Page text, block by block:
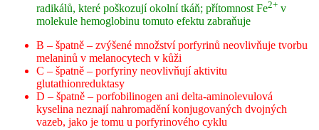
radikálů, které poškozují okolní tkáň; přítomnost Fe2+ v
molekule hemoglobinu tomuto efektu zabraňuje
B – špatně – zvýšené množství porfyrinů neovlivňuje tvorbu
melaninů v melanocytech v kůži
C – špatně – porfyriny neovlivňují aktivitu
glutathionreduktasy
D – špatně – porfobilinogen ani delta-aminolevulová
kyselina neznají nahromadění konjugovaných dvojných
vazeb, jako je tomu u porfyrinového cyklu